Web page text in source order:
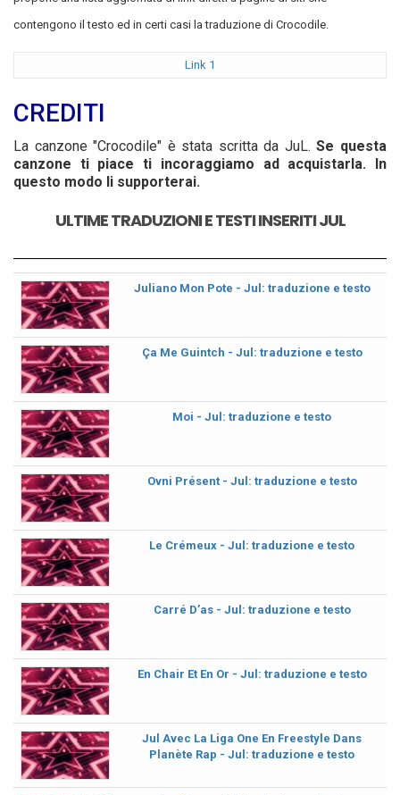
contengono il testo ed in certi casi la traduzione di Crocodile.
Link 1
CREDITI
La canzone "Crocodile" è stata scritta da JuL.Se questa
canzone ti piace ti incoraggiamo ad acquistarla. In
questo modo li supporterai.
ULTIME TRADUZIONI E TESTI INSERITI JUL
Juliano Mon Pote - Jul: traduzione e testo
Ça Me Guintch - Jul: traduzione e testo
Moi - Jul: traduzione e testo
Ovni Présent - Jul: traduzione e testo
Le Crémeux - Jul: traduzione e testo
Carré D’as - Jul: traduzione e testo
En Chair Et En Or - Jul: traduzione e testo
Jul Avec La Liga One En Freestyle Dans
Planète Rap - Jul: traduzione e testo